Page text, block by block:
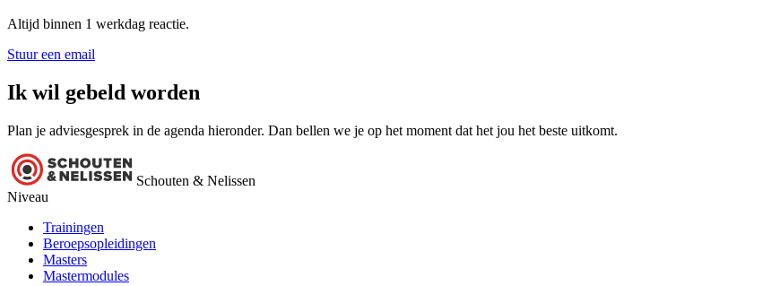
Altijd binnen 1 werkdag reactie.
Stuur een email
Ik wil gebeld worden
Plan je adviesgesprek in de agenda hieronder. Dan bellen we je op het moment dat het jou het beste uitkomt.
Schouten & Nelissen
Niveau
Trainingen
Beroepsopleidingen
Masters
Mastermodules